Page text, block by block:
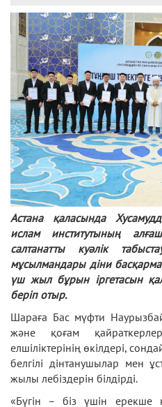
Астана қаласында
ислам институтының
салтанатты куәлік
мұсылмандары діни
үш жыл бұрын іргетасын
беріп отыр.
Шараға Бас мүфти
және қоғам
елшіліктерінің өкілдері,
белгілі дінтанушылар мен
жылы лебіздерін білдірді.
«Бүгін – біз үшін ерекше